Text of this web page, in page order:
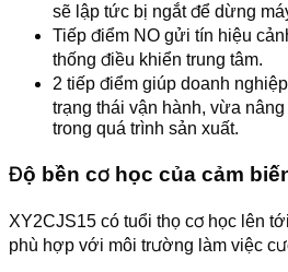
sẽ lập tức bị ngắt để dừng
Tiếp điểm NO gửi tín hiệu
thống điều khiển trung tâm.
2 tiếp điểm giúp doanh
trạng thái vận hành, vừa
trong quá trình sản xuất.
Độ bền cơ học của cảm
XY2CJS15 có tuổi thọ cơ học lên
phù hợp với môi trường làm việc